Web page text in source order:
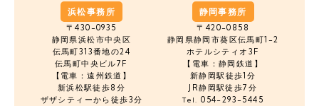
浜松事務所
〒430-0935
静岡県浜松市中央区
伝馬町313番地の24
伝馬町中央ビル7F
【電車：遠州鉄道】
新浜松駅徒歩8分
ザザシティーから徒歩3分
静岡事務所
〒420-0858
静岡県静岡市葵区伝馬町1-2
ホテルシティオ3F
【電車：静岡鉄道】
新静岡駅徒歩1分
JR静岡駅徒歩7分
Tel. 054-293-5445